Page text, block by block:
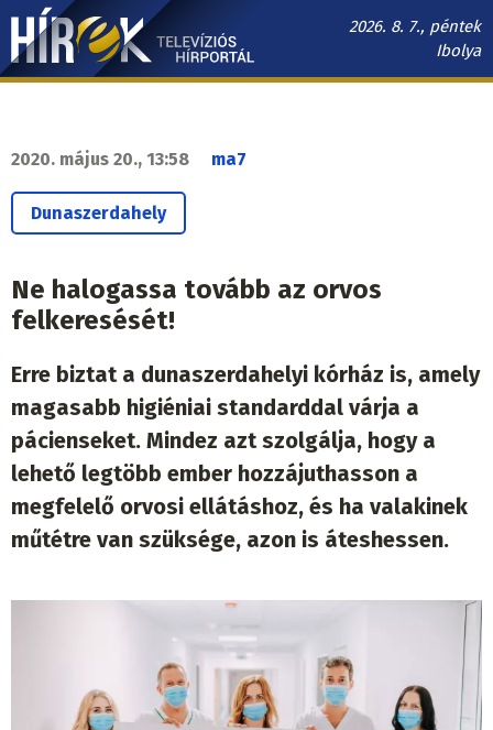
Ugrás
tartalomra
2026. 8. 7., péntek
Ibolya
Hírek.sk
navigáció
2020. május 20., 13:58 ma7
Dunaszerdahely
Ne halogassa tovább az orvos
felkeresését!
Erre biztat a dunaszerdahelyi kórház is, amely
magasabb higiéniai standarddal várja a
pácienseket. Mindez azt szolgálja, hogy a
lehető legtöbb ember hozzájuthasson a
megfelelő orvosi ellátáshoz, és ha valakinek
műtétre van szüksége, azon is áteshessen.